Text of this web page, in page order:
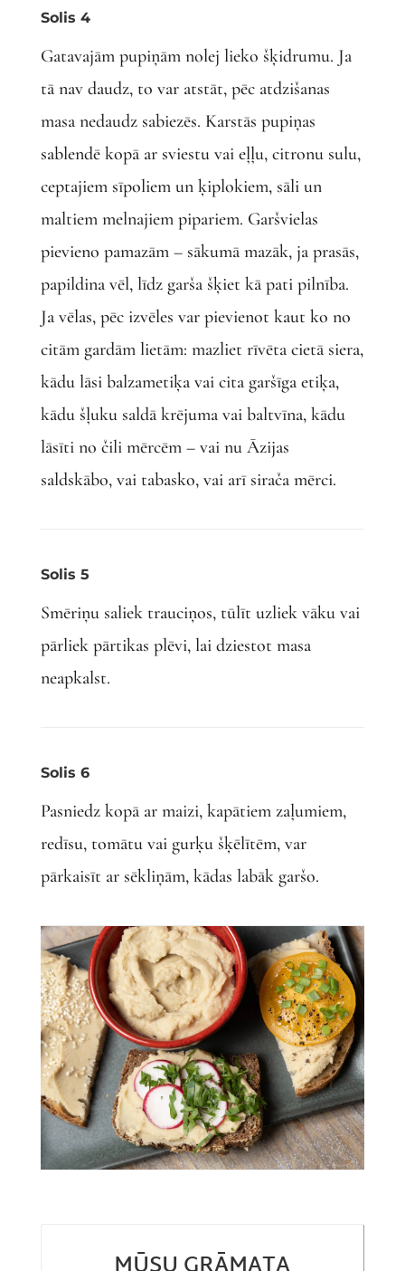
Solis 4
Gatavajām pupiņām nolej lieko šķidrumu. Ja
tā nav daudz, to var atstāt, pēc atdzišanas
masa nedaudz sabiezēs. Karstās pupiņas
sablendē kopā ar sviestu vai eļļu, citronu sulu,
ceptajiem sīpoliem un ķiplokiem, sāli un
maltiem melnajiem pipariem. Garšvielas
pievieno pamazām – sākumā mazāk, ja prasās,
papildina vēl, līdz garša šķiet kā pati pilnība.
Ja vēlas, pēc izvēles var pievienot kaut ko no
citām gardām lietām: mazliet rīvēta cietā siera,
kādu lāsi balzametiķa vai cita garšīga etiķa,
kādu šļuku saldā krējuma vai baltvīna, kādu
lāsīti no čili mērcēm – vai nu Āzijas
saldskābo, vai tabasko, vai arī sirača mērci.
Solis 5
Smēriņu saliek trauciņos, tūlīt uzliek vāku vai
pārliek pārtikas plēvi, lai dziestot masa
neapkalst.
Solis 6
Pasniedz kopā ar maizi, kapātiem zaļumiem,
redīsu, tomātu vai gurķu šķēlītēm, var
pārkaisīt ar sēkliņām, kādas labāk garšo.